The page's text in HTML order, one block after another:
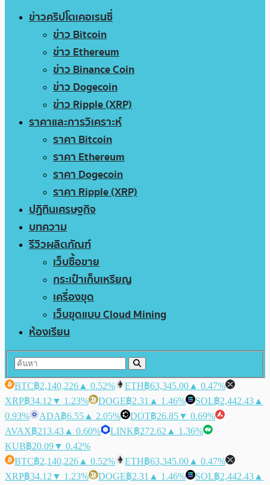
ข่าวคริปโตเคอเรนซี่
ข่าว Bitcoin
ข่าว Ethereum
ข่าว Binance Coin
ข่าว Dogecoin
ข่าว Ripple (XRP)
ราคาและการวิเคราะห์
ราคา Bitcoin
ราคา Ethereum
ราคา Dogecoin
ราคา Ripple (XRP)
ปฏิทินเศรษฐกิจ
บทความ
รีวิวผลิตภัณฑ์
เว็บซื้อขาย
กระเป๋าเก็บเหรียญ
เครื่องขุด
เว็บขุดแบบ Cloud Mining
ห้องเรียน
BTC฿2,140,226 ▲ 0.52% ETH฿63,345.00 ▲ 0.47%
XRP฿34.12 ▼ 1.23% DOGE฿2.31 ▲ 1.46% SOL฿2,442.43 ▲
0.93%
ADA฿6.55 ▲ 2.05% DOT฿26.85▼ 0.69%
AVAX฿213.43 ▲ 0.60% LINK฿272.62 ▲ 1.36%
KUB฿20.09▼ 0.42%
BTC฿2,140,226 ▲ 0.52% ETH฿63,345.00 ▲ 0.47%
XRP฿34.12 ▼ 1.23% DOGE฿2.31 ▲ 1.46% SOL฿2,442.43 ▲